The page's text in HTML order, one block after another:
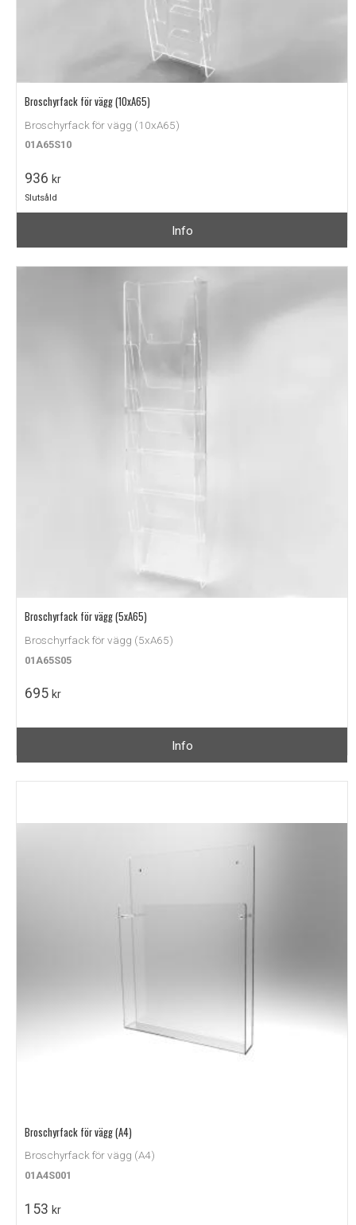
Broschyrfack för vägg (10xA65)
Broschyrfack för vägg (10xA65)
01A65S10
936 kr
Slutsåld
Info
Broschyrfack för vägg (5xA65)
Broschyrfack för vägg (5xA65)
01A65S05
695 kr
Info
Broschyrfack för vägg (A4)
Broschyrfack för vägg (A4)
01A4S001
153 kr